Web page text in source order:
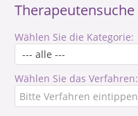
Therapeutensuche
Wählen Sie die Kategorie:
Wählen Sie das Verfahren: